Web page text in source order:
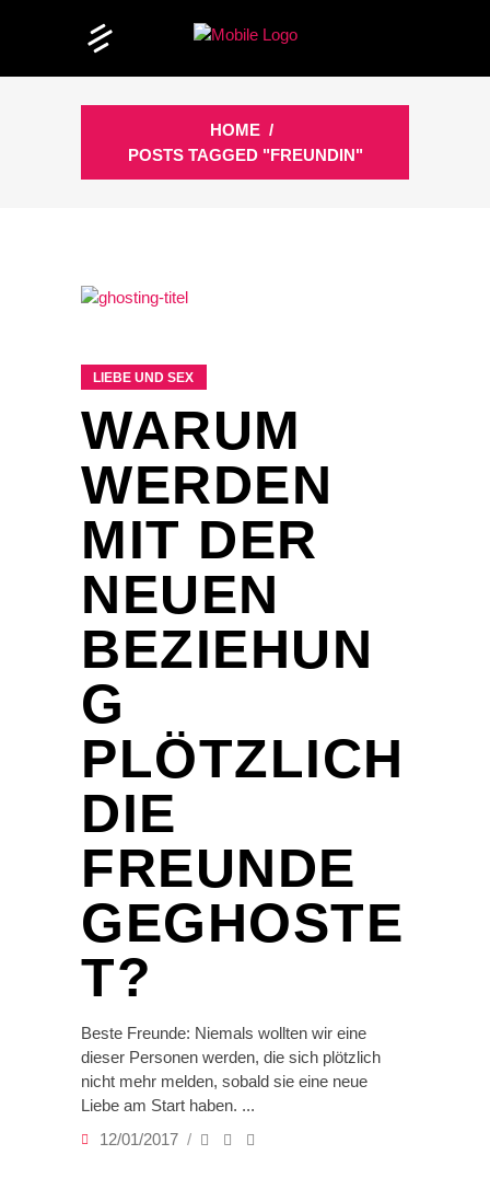
HOME /
POSTS TAGGED "FREUNDIN"
LIEBE UND SEX
WARUM
WERDEN
MIT DER
NEUEN
BEZIEHUN
G
PLÖTZLICH
DIE
FREUNDE
GEGHOSTE
T?
Beste Freunde: Niemals wollten wir eine
dieser Personen werden, die sich plötzlich
nicht mehr melden, sobald sie eine neue
Liebe am Start haben.
12/01/2017